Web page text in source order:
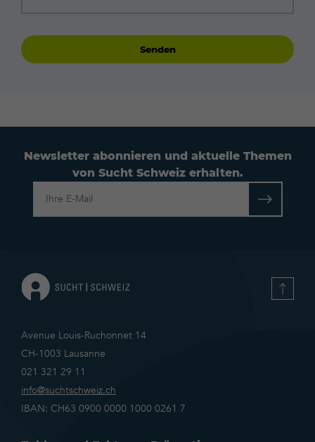
Newsletter abonnieren und aktuelle Themen
von Sucht Schweiz erhalten.
Avenue Louis-Ruchonnet 14
CH-1003 Lausanne
021 321 29 11
info@suchtschweiz.ch
IBAN: CH63 0900 0000 1000 0261 7